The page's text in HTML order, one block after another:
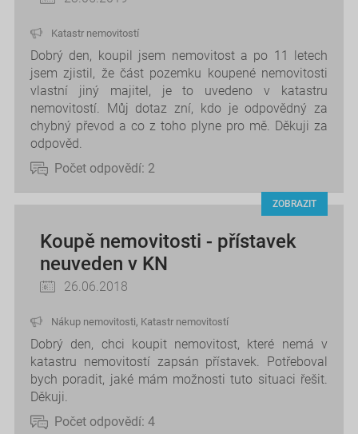
Katastr nemovitostí
Dobrý den, koupil jsem nemovitost a po 11 letech
jsem zjistil, že část pozemku koupené nemovitosti
vlastní jiný majitel, je to uvedeno v katastru
nemovitostí. Můj dotaz zní, kdo je odpovědný za
chybný převod a co z toho plyne pro mě. Děkuji za
odpověd.
Počet odpovědí: 2
ZOBRAZIT
Koupě nemovitosti - přístavek
neuveden v KN
26.06.2018
Nákup nemovitosti, Katastr nemovitostí
Dobrý den, chci koupit nemovitost, které nemá v
katastru nemovitostí zapsán přístavek. Potřeboval
bych poradit, jaké mám možnosti tuto situaci řešit.
Děkuji.
Počet odpovědí: 4